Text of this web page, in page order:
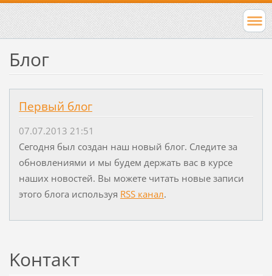
Блог
Первый блог
07.07.2013 21:51
Сегодня был создан наш новый блог. Следите за
обновлениями и мы будем держать вас в курсе
наших новостей. Вы можете читать новые записи
этого блога используя RSS канал.
Koнтакт